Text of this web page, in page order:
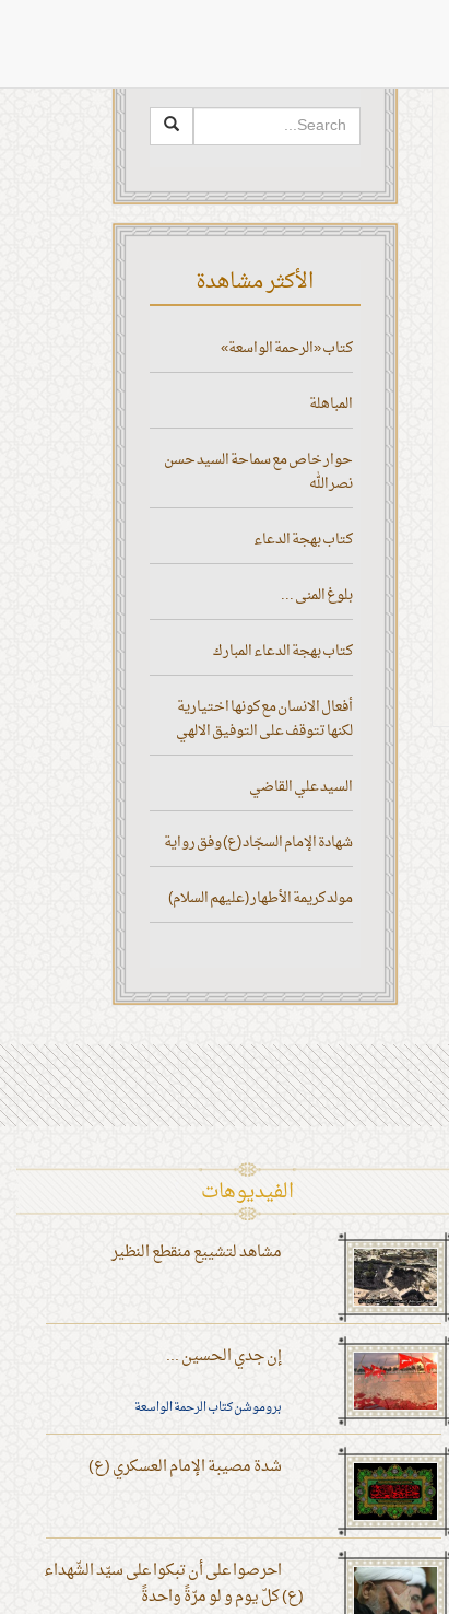
الأكثر مشاهدة
كتاب «الرحمة الواسعة»
المباهلة
حوار خاص مع سماحة السيد حسن
نصر الله
كتاب بهجة الدعاء
بلوغ المنى ...
كتاب بهجة الدعاء المبارك
أفعال الانسان مع كونها اختيارية
لكنها تتوقف على التوفيق الالهي
السيد علي القاضي
شهادة الإمام السجّاد (ع) وفق رواية
مولد كريمة الأطهار (عليهم السلام)
الفیدیوهات
مشاهد لتشييع منقطع النظير
إن جدي الحسين ...
بروموشن كتاب الرحمة الواسعة
شدة مصيبة الإمام العسكري (ع)
احرصوا على أن تبكوا على سيّد الشّهداء
(ع) كلّ يوم و لو مرّةً واحدةً